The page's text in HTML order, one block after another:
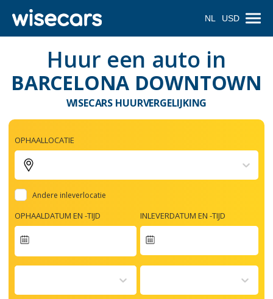
NL USD
Huur een auto in
BARCELONA DOWNTOWN
WISECARS HUURVERGELIJKING
OPHAALLOCATIE
Andere inleverlocatie
OPHAALDATUM EN -TIJD
forward
INLEVERDATUM EN -TIJD